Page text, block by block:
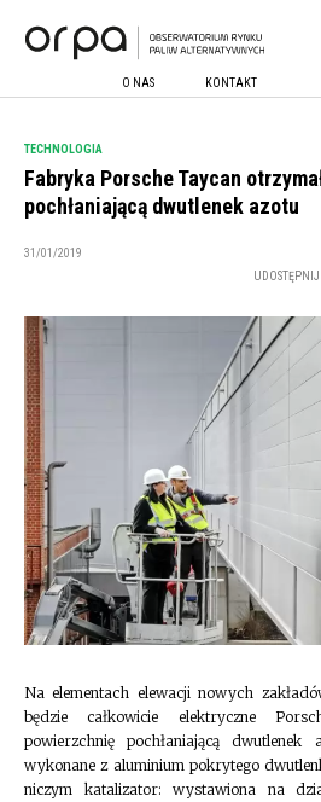
O NAS KONTAKT
TECHNOLOGIA
Fabryka Porsche Taycan
pochłaniającą dwutlenek azotu
31/01/2019
UDOSTĘPNIJ
Na elementach elewacji nowych
będzie całkowicie elektryczne
powierzchnię pochłaniającą dwutlenek
wykonane z aluminium pokrytego
niczym katalizator: wystawiona na